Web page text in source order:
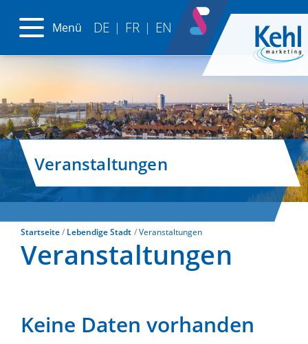
Menü DE | FR | EN
Veranstaltungen
Startseite Lebendige Stadt Veranstaltungen
Veranstaltungen
Keine Daten vorhanden